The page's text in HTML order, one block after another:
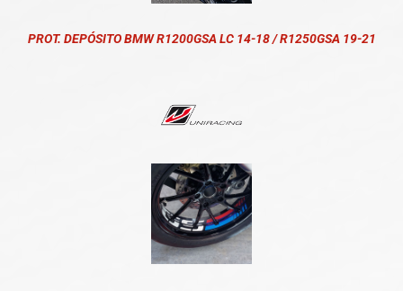
PROT. DEPÓSITO BMW R1200GSA LC 14-18 / R1250GSA 19-21